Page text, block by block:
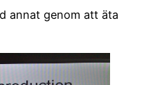
annat genom att äta